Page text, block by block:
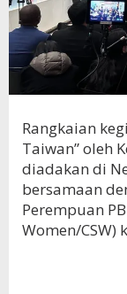
Rangkaian
Taiwan” oleh
diadakan di
bersamaan
Perempuan
Women/CSW)